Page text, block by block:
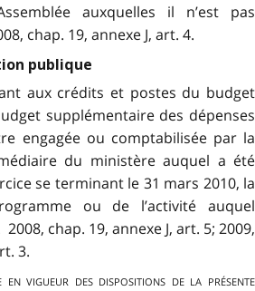
auxquelles il n’est pas
chap. 19, annexe J, art. 4.
publique
aux crédits et postes du budget
supplémentaire des dépenses
engagée ou comptabilisée par la
du ministère auquel a été
se terminant le 31 mars 2010, la
ou de l’activité auquel
chap. 19, annexe J, art. 5; 2009,
3.
en vigueur des dispositions de la présente